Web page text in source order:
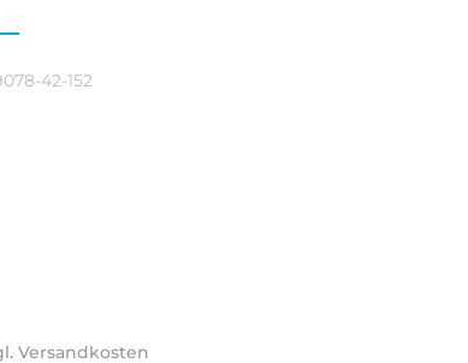
42-152
Versandkosten